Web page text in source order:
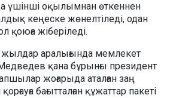
үшінші оқылымнан өткеннен
кеңеске жөнелтіледі, одан
қоюға жіберіледі.
аралығында мемлекет
қана бұрынғы президент
жоғарыда аталған заң
бағытталған құжаттар пакеті